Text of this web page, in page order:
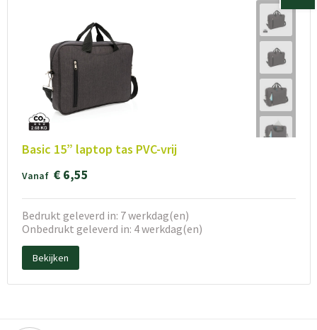
Basic 15” laptop tas PVC-vrij
Vanaf € 6,55
Bedrukt geleverd in: 7 werkdag(en)
Onbedrukt geleverd in: 4 werkdag(en)
Bekijken